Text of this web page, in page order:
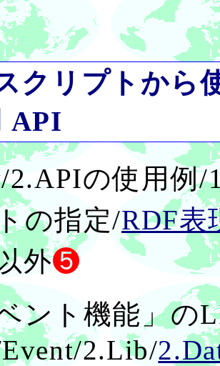
クリプトから
API
2.APIの使用例
の指定/RDF表
外❺
ント機能」の
2.Lib/